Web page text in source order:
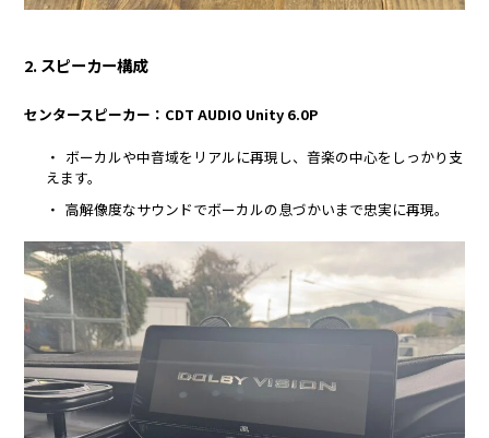
2. スピーカー構成
センタースピーカー：CDT AUDIO Unity 6.0P
ボーカルや中音域をリアルに再現し、音楽の中心をしっかり支
えます。
高解像度なサウンドでボーカルの息づかいまで忠実に再現。